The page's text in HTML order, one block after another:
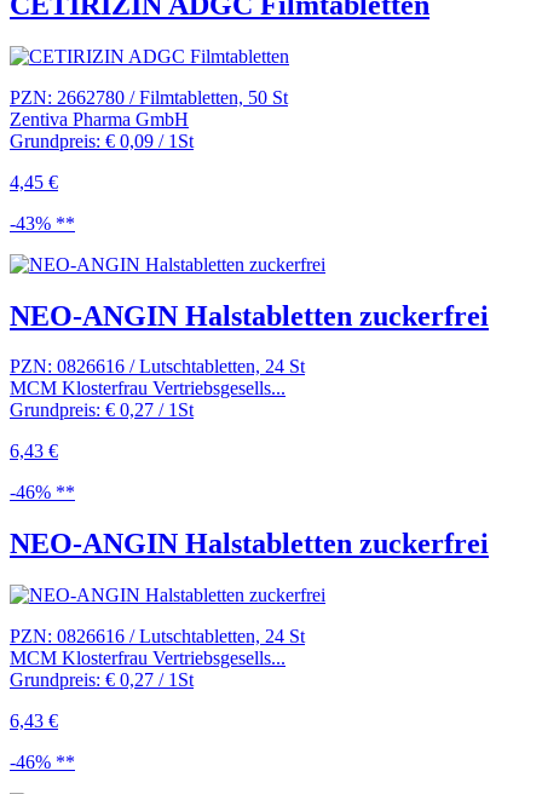
PZN: 2662780 / Filmtabletten, 50 St
Zentiva Pharma GmbH
Grundpreis: € 0,09 / 1St
4,45 €
-43% **
NEO-ANGIN Halstabletten zuckerfrei
PZN: 0826616 / Lutschtabletten, 24 St
MCM Klosterfrau Vertriebsgesells...
Grundpreis: € 0,27 / 1St
6,43 €
-46% **
NEO-ANGIN Halstabletten zuckerfrei
PZN: 0826616 / Lutschtabletten, 24 St
MCM Klosterfrau Vertriebsgesells...
Grundpreis: € 0,27 / 1St
6,43 €
-46% **